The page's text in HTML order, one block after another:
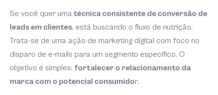
Se você quer uma técnica consistente de conversão de
leads em clientes, está buscando o fluxo de nutrição.
Trata-se de uma ação de marketing digital com foco no
disparo de e-mails para um segmento específico. O
objetivo é simples: fortalecer o relacionamento da
marca com o potencial consumidor.